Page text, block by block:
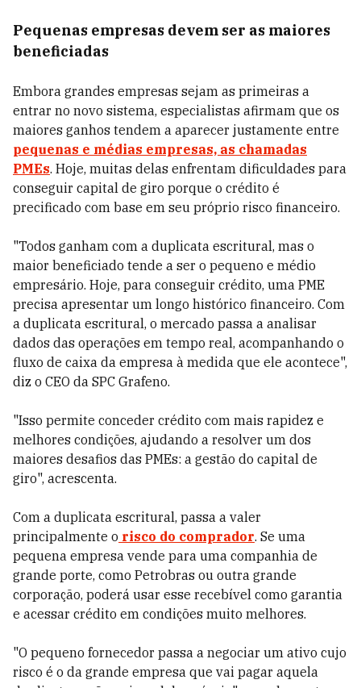
Pequenas empresas devem ser as maiores
beneficiadas
Embora grandes empresas sejam as primeiras a
entrar no novo sistema, especialistas afirmam que os
maiores ganhos tendem a aparecer justamente entre
pequenas e médias empresas, as chamadas
PMEs. Hoje, muitas delas enfrentam dificuldades para
conseguir capital de giro porque o crédito é
precificado com base em seu próprio risco financeiro.
"Todos ganham com a duplicata escritural, mas o
maior beneficiado tende a ser o pequeno e médio
empresário. Hoje, para conseguir crédito, uma PME
precisa apresentar um longo histórico financeiro. Com
a duplicata escritural, o mercado passa a analisar
dados das operações em tempo real, acompanhando o
fluxo de caixa da empresa à medida que ele acontece",
diz o CEO da SPC Grafeno.
"Isso permite conceder crédito com mais rapidez e
melhores condições, ajudando a resolver um dos
maiores desafios das PMEs: a gestão do capital de
giro", acrescenta.
Com a duplicata escritural, passa a valer
principalmente o risco do comprador. Se uma
pequena empresa vende para uma companhia de
grande porte, como Petrobras ou outra grande
corporação, poderá usar esse recebível como garantia
e acessar crédito em condições muito melhores.
"O pequeno fornecedor passa a negociar um ativo cujo
risco é o da grande empresa que vai pagar aquela